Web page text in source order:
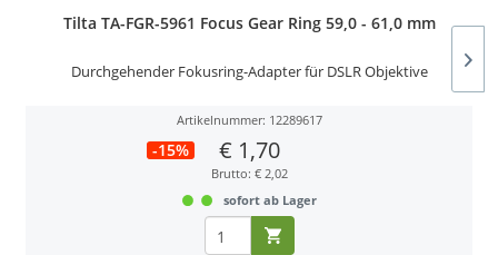
Tilta TA-FGR-5961 Focus Gear Ring 59,0 - 61,0 mm
Durchgehender Fokusring-Adapter für DSLR Objektive
Artikelnummer: 12289617
-15% € 1,70
Brutto: € 2,02
sofort ab Lager